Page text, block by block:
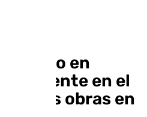
tráfico en
accidente en el
y las obras en